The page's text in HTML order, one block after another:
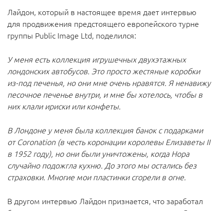
Лайдон, который в настоящее время дает интервью
для продвижения предстоящего европейского турне
группы Public Image Ltd, поделился:
У меня есть коллекция игрушечных двухэтажных
лондонских автобусов. Это просто жестяные коробки
из-под печенья, но они мне очень нравятся. Я ненавижу
песочное печенье внутри, и мне бы хотелось, чтобы в
них клали ириски или конфеты.
В Лондоне у меня была коллекция банок с подарками
от Coronation (в честь коронации королевы Елизаветы II
в 1952 году), но они были уничтожены, когда Нора
случайно подожгла кухню. До этого мы остались без
страховки. Многие мои пластинки сгорели в огне.
В другом интервью Лайдон признается, что заработал